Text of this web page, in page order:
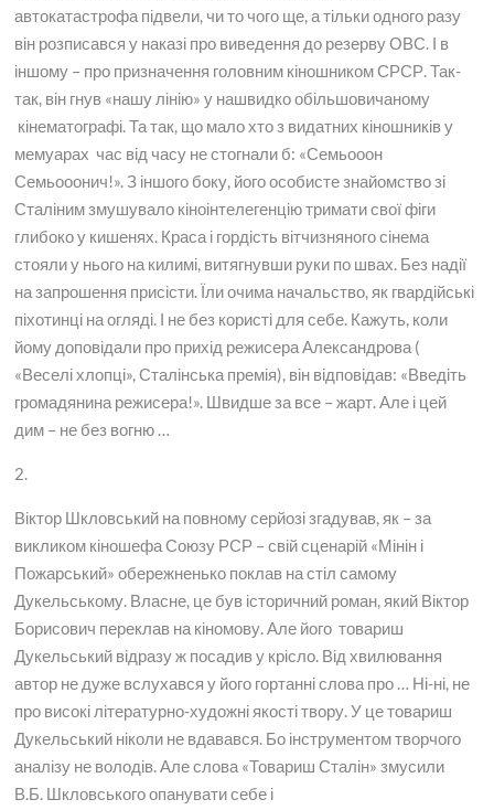
автокатастрофа підвели, чи то чого ще, а тільки одного разу
він розписався у наказі про виведення до резерву ОВС. І в
іншому – про призначення головним кіношником СРСР. Так-
так, він гнув «нашу лінію» у нашвидко обільшовичаному
кінематографі. Та так, що мало хто з видатних кіношників у
мемуарах час від часу не стогнали б: «Семьооон
Семьооонич!». З іншого боку, його особисте знайомство зі
Сталіним змушувало кіноінтелегенцію тримати свої фіги
глибоко у кишенях. Краса і гордість вітчизняного сінема
стояли у нього на килимі, витягнувши руки по швах. Без надії
на запрошення присісти. Їли очима начальство, як гвардійські
піхотинці на огляді. І не без користі для себе. Кажуть, коли
йому доповідали про прихід режисера Александрова (
«Веселі хлопці», Сталінська премія), він відповідав: «Введіть
громадянина режисера!». Швидше за все – жарт. Але і цей
дим – не без вогню …
2.
Віктор Шкловський на повному серйозі згадував, як – за
викликом кіношефа Союзу РСР – свій сценарій «Мінін і
Пожарський» обережненько поклав на стіл самому
Дукельському. Власне, це був історичний роман, який Віктор
Борисович переклав на кіномову. Але його товариш
Дукельський відразу ж посадив у крісло. Від хвилювання
автор не дуже вслухався у його гортанні слова про … Ні-ні, не
про високі літературно-художні якості твору. У це товариш
Дукельський ніколи не вдавався. Бо інструментом творчого
аналізу не володів. Але слова «Товариш Сталін» змусили
В.Б. Шкловського опанувати себе і